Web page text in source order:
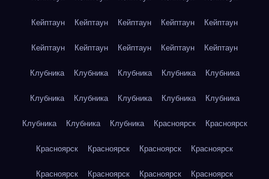
Кейптаун Кейптаун Кейптаун Кейптаун Кейптаун
Кейптаун Кейптаун Кейптаун Кейптаун Кейптаун
Клубника Клубника Клубника Клубника Клубника
Клубника Клубника Клубника Клубника Клубника
Клубника Клубника Клубника Красноярск Красноярск
Красноярск Красноярск Красноярск Красноярск
Красноярск Красноярск Красноярск Красноярск